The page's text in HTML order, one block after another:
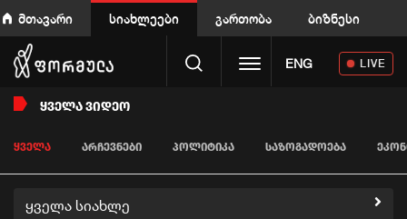
მთავარი სიახლეები გართობა ბიზნესი
Toggle navigation
ENG LIVE
ᲧᲕᲔᲚᲐ ᲕᲘᲓᲔᲝ
ᲧᲕᲔᲚᲐ ᲐᲠᲩᲔᲕᲜᲔᲑᲘ ᲞᲝᲚᲘᲢᲘᲙᲐ ᲡᲐᲖᲝᲒᲐᲓᲝᲔᲑᲐ
ყველა სიახლე